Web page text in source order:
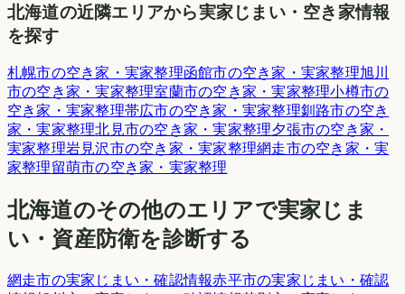
北海道の近隣エリアから実家じまい・空き家情報
を探す
札幌市の空き家・実家整理函館市の空き家・実家整理旭川
市の空き家・実家整理室蘭市の空き家・実家整理小樽市の
空き家・実家整理帯広市の空き家・実家整理釧路市の空き
家・実家整理北見市の空き家・実家整理夕張市の空き家・
実家整理岩見沢市の空き家・実家整理網走市の空き家・実
家整理留萌市の空き家・実家整理
北海道のその他のエリアで実家じま
い・資産防衛を診断する
網走市の実家じまい・確認情報赤平市の実家じまい・確認